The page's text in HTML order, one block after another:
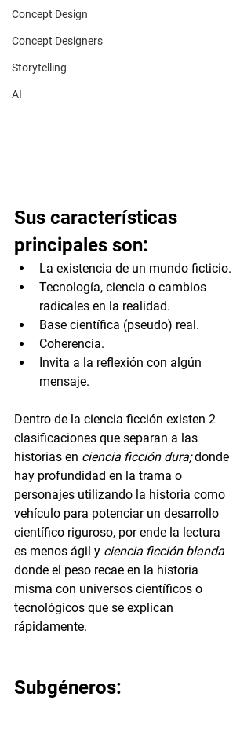
Concept Design
Concept Designers
Storytelling
AI
Sus características
principales son:
La existencia de un mundo ficticio.
Tecnología, ciencia o cambios
radicales en la realidad.
Base científica (pseudo) real.
Coherencia.
Invita a la reflexión con algún
mensaje.
Dentro de la ciencia ficción existen 2
clasificaciones que separan a las
historias en ciencia ficción dura; donde
hay profundidad en la trama o
personajes utilizando la historia como
vehículo para potenciar un desarrollo
científico riguroso, por ende la lectura
es menos ágil y ciencia ficción blanda
donde el peso recae en la historia
misma con universos científicos o
tecnológicos que se explican
rápidamente.
Subgéneros: